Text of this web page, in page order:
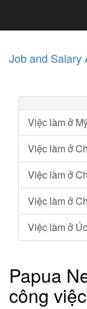
Job and Salary
Việc làm ở
Việc làm ở
Việc làm ở
Việc làm ở
Việc làm ở Úc
Papua
công